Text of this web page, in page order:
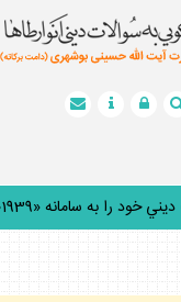
را به سامانه «30001939» پيامك